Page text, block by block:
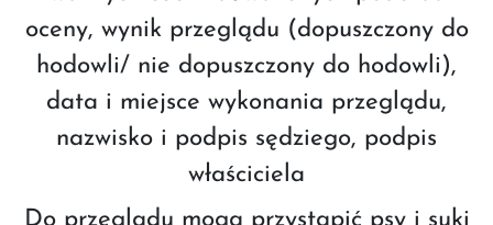
oceny, wynik przeglądu (dopuszczony do
hodowli/ nie dopuszczony do hodowli),
data i miejsce wykonania przeglądu,
nazwisko i podpis sędziego, podpis
właściciela